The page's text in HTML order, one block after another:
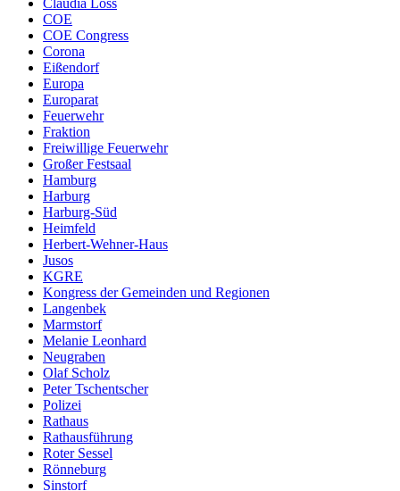
COE
COE Congress
Corona
Eißendorf
Europa
Europarat
Feuerwehr
Fraktion
Freiwillige Feuerwehr
Großer Festsaal
Hamburg
Harburg
Harburg-Süd
Heimfeld
Herbert-Wehner-Haus
Jusos
KGRE
Kongress der Gemeinden und Regionen
Langenbek
Marmstorf
Melanie Leonhard
Neugraben
Olaf Scholz
Peter Tschentscher
Polizei
Rathaus
Rathausführung
Roter Sessel
Rönneburg
Sinstorf